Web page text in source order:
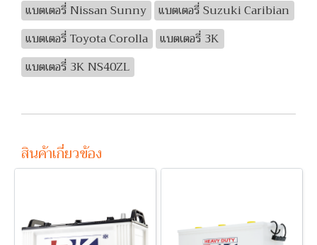
แบตเตอรี่ Nissan Sunny
แบตเตอรี่ Suzuki Caribian
แบตเตอรี่ Toyota Corolla
แบตเตอรี่ 3K
แบตเตอรี่ 3K NS40ZL
สินค้าเกี่ยวข้อง